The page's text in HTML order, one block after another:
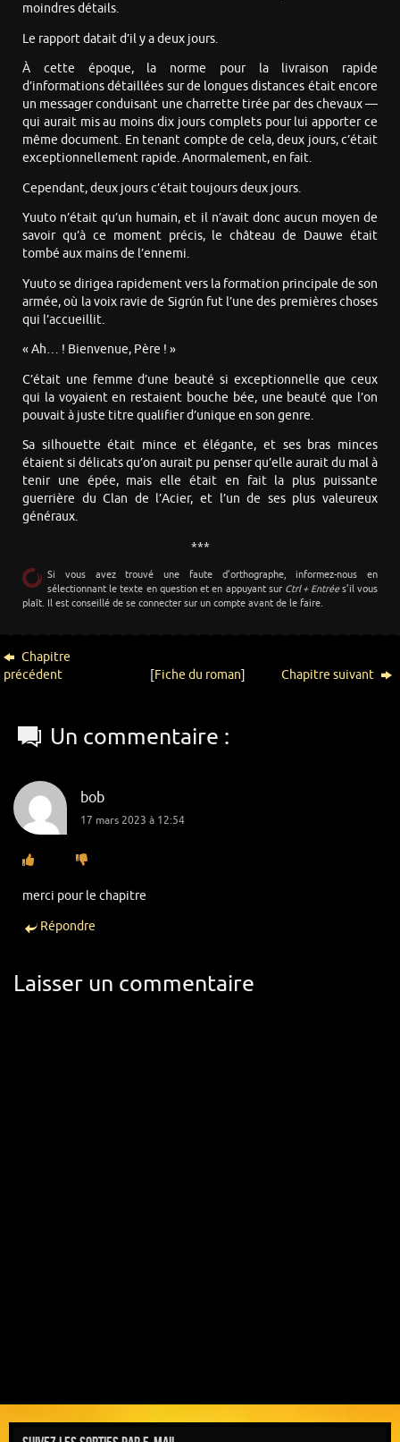
moindres détails.
Le rapport datait d’il y a deux jours.
À cette époque, la norme pour la livraison rapide
d’informations détaillées sur de longues distances était encore
un messager conduisant une charrette tirée par des chevaux —
qui aurait mis au moins dix jours complets pour lui apporter ce
même document. En tenant compte de cela, deux jours, c’était
exceptionnellement rapide. Anormalement, en fait.
Cependant, deux jours c’était toujours deux jours.
Yuuto n’était qu’un humain, et il n’avait donc aucun moyen de
savoir qu’à ce moment précis, le château de Dauwe était
tombé aux mains de l’ennemi.
Yuuto se dirigea rapidement vers la formation principale de son
armée, où la voix ravie de Sigrún fut l’une des premières choses
qui l’accueillit.
« Ah… ! Bienvenue, Père ! »
C’était une femme d’une beauté si exceptionnelle que ceux
qui la voyaient en restaient bouche bée, une beauté que l’on
pouvait à juste titre qualifier d’unique en son genre.
Sa silhouette était mince et élégante, et ses bras minces
étaient si délicats qu’on aurait pu penser qu’elle aurait du mal à
tenir une épée, mais elle était en fait la plus puissante
guerrière du Clan de l’Acier, et l’un de ses plus valeureux
généraux.
***
Si vous avez trouvé une faute d’orthographe, informez-nous en
sélectionnant le texte en question et en appuyant sur Ctrl + Entrées’il vous
plaît. Il est conseillé de se connecter sur un compte avant de le faire.
Chapitre
précédent
[Fiche du roman] Chapitre suivant
Un commentaire :
bob
17 mars 2023 à 12:54
merci pour le chapitre
Répondre
Laisser un commentaire